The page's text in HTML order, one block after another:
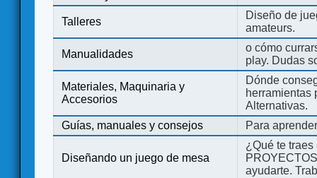
Talleres
Diseño de
amateurs.
Manualidades
o cómo
play. Dudas
Materiales, Maquinaria y
Accesorios
Dónde
herramientas
Alternativas.
Guías, manuales y consejos
Para
Diseñando un juego de mesa
¿Qué te
ayudarte.